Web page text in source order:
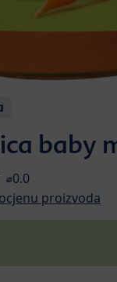
baby
⌀0.0
proizvoda